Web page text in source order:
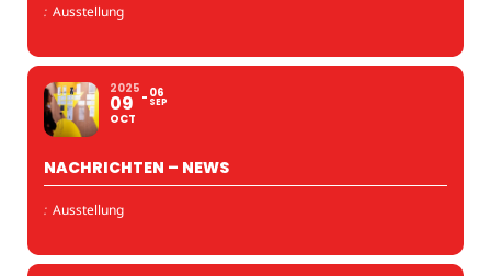
: Ausstellung
2025
09
OCT
06
SEP
NACHRICHTEN – NEWS
: Ausstellung